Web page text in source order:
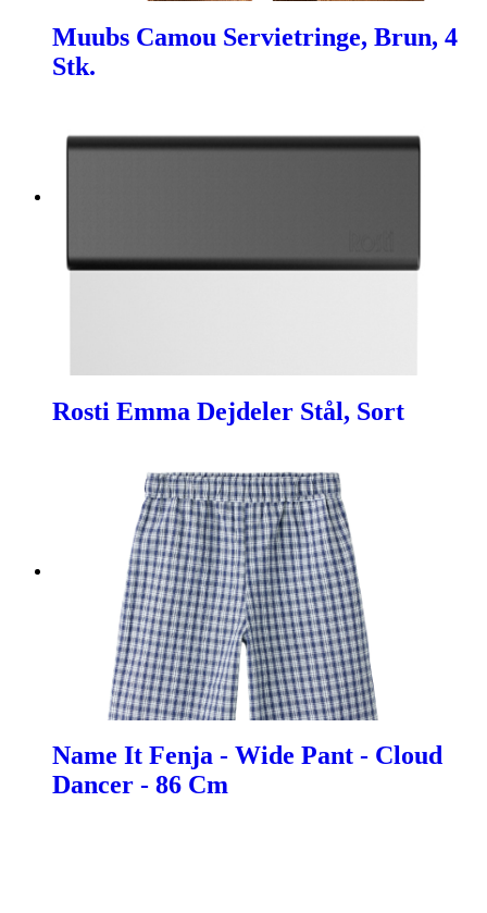
Muubs Camou Servietringe, Brun, 4
Stk.
Rosti Emma Dejdeler Stål, Sort
Name It Fenja - Wide Pant - Cloud
Dancer - 86 Cm